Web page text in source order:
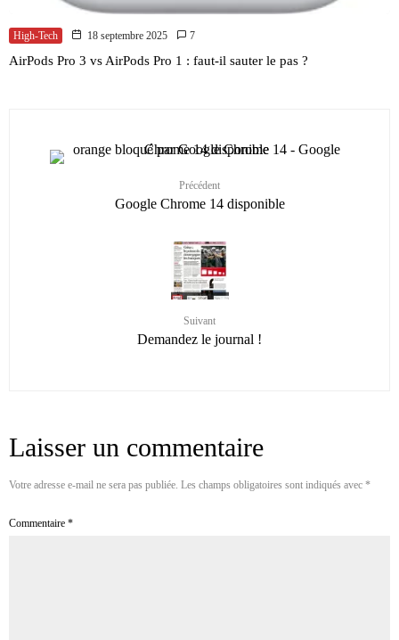
High-Tech 18 septembre 2025 7
AirPods Pro 3 vs AirPods Pro 1 : faut-il sauter le pas ?
Précédent
Google Chrome 14 disponible
Suivant
Demandez le journal !
Laisser un commentaire
Votre adresse e-mail ne sera pas publiée. Les champs obligatoires sont indiqués avec *
Commentaire *